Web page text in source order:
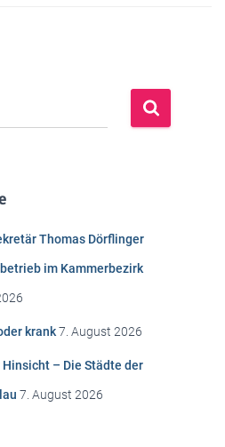
Thomas Dörflinger
im Kammerbezirk
krank7. August 2026
– Die Städte der
7. August 2026